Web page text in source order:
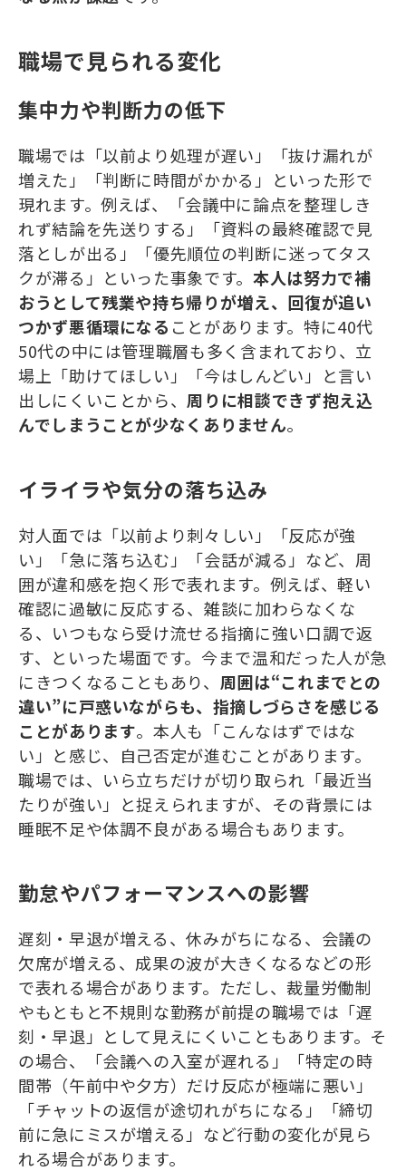
職場で見られる変化
集中力や判断力の低下
職場では「以前より処理が遅い」「抜け漏れが
増えた」「判断に時間がかかる」といった形で
現れます。例えば、「会議中に論点を整理しき
れず結論を先送りする」「資料の最終確認で見
落としが出る」「優先順位の判断に迷ってタス
クが滞る」といった事象です。 本人は努力で補
おうとして残業や持ち帰りが増え、回復が追い
つかず悪循環になる ことがあります。特に40代
50代の中には管理職層も多く含まれており、立
場上「助けてほしい」「今はしんどい」と言い
出しにくいことから、周りに相談できず抱え込
んでしまうことが少なくありません。
イライラや気分の落ち込み
対人面では「以前より刺々しい」「反応が強
い」「急に落ち込む」「会話が減る」など、周
囲が違和感を抱く形で表れます。例えば、軽い
確認に過敏に反応する、雑談に加わらなくな
る、いつもなら受け流せる指摘に強い口調で返
す、といった場面です。今まで温和だった人が急
にきつくなることもあり、 周囲は“これまでとの
違い”に戸惑いながらも、指摘しづらさを感じる
ことがあります。本人も「こんなはずではな
い」と感じ、自己否定が進むことがあります。
職場では、いら立ちだけが切り取られ「最近当
たりが強い」と捉えられますが、その背景には
睡眠不足や体調不良がある場合もあります。
勤怠やパフォーマンスへの影響
遅刻・早退が増える、休みがちになる、会議の
欠席が増える、成果の波が大きくなるなどの形
で表れる場合があります。ただし、裁量労働制
やもともと不規則な勤務が前提の職場では「遅
刻・早退」として見えにくいこともあります。そ
の場合、「会議への入室が遅れる」「特定の時
間帯（午前中や夕方）だけ反応が極端に悪い」
「チャットの返信が途切れがちになる」「締切
前に急にミスが増える」など行動の変化が見ら
れる場合があります。